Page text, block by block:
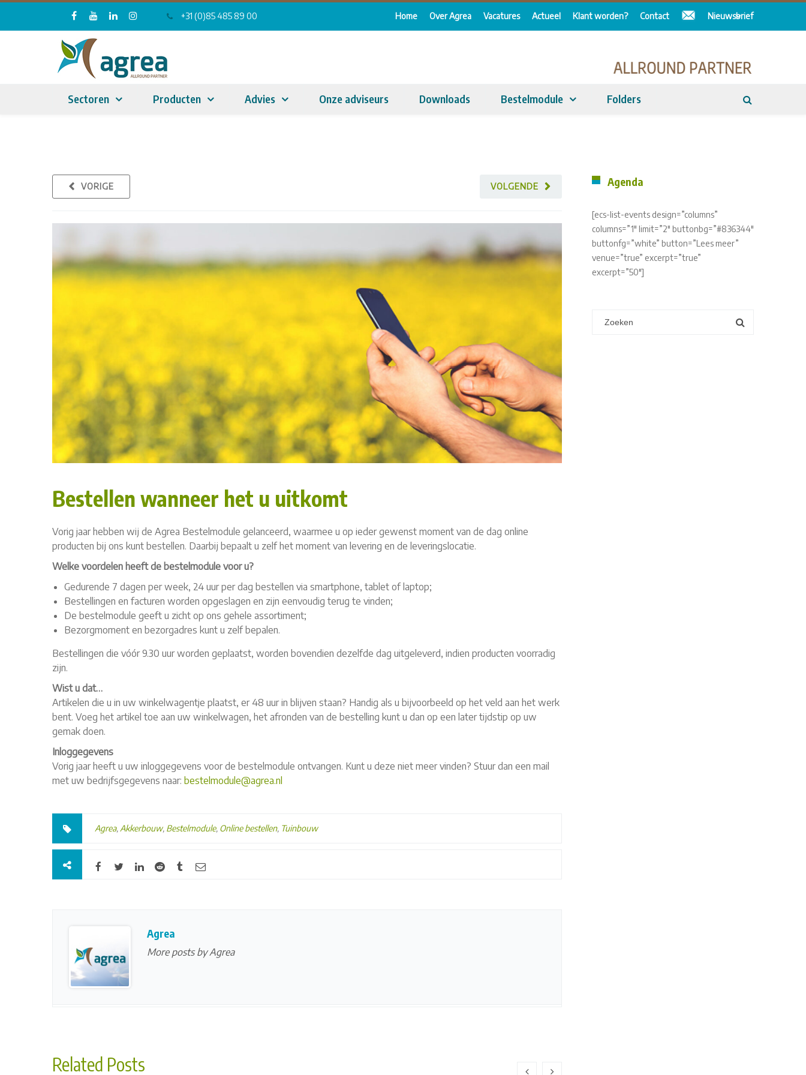
+31 (0)85 485 89 00 Home Over Agrea Vacatures Actueel Klant worden? Contact Nieuwsbrief
Sectoren Producten Advies Onze adviseurs Downloads Bestelmodule Folders
VOLGENDE
VORIGE
Bestellen wanneer het u uitkomt
Vorig jaar hebben wij de Agrea Bestelmodule gelanceerd, waarmee u op ieder gewenst moment van de dag online
producten bij ons kunt bestellen. Daarbij bepaalt u zelf het moment van levering en de leveringslocatie.
Welke voordelen heeft de bestelmodule voor u?
Gedurende 7 dagen per week, 24 uur per dag bestellen via smartphone, tablet of laptop;
Bestellingen en facturen worden opgeslagen en zijn eenvoudig terug te vinden;
De bestelmodule geeft u zicht op ons gehele assortiment;
Bezorgmoment en bezorgadres kunt u zelf bepalen.
Bestellingen die vóór 9.30 uur worden geplaatst, worden bovendien dezelfde dag uitgeleverd, indien producten voorradig
zijn.
Wist u dat…
Artikelen die u in uw winkelwagentje plaatst, er 48 uur in blijven staan? Handig als u bijvoorbeeld op het veld aan het werk
bent. Voeg het artikel toe aan uw winkelwagen, het afronden van de bestelling kunt u dan op een later tijdstip op uw
gemak doen.
Inloggegevens
Vorig jaar heeft u uw inloggegevens voor de bestelmodule ontvangen. Kunt u deze niet meer vinden? Stuur dan een mail
met uw bedrijfsgegevens naar: bestelmodule@agrea.nl
Agrea, Akkerbouw, Bestelmodule, Online bestellen, Tuinbouw
Agrea
More posts by Agrea
Related Posts
Agenda
[ecs-list-events design=”columns”
columns=”1″ limit=”2″ buttonbg=”#836344″
buttonfg=”white” button=”Lees meer”
venue=”true” excerpt=”true”
excerpt=”50″]